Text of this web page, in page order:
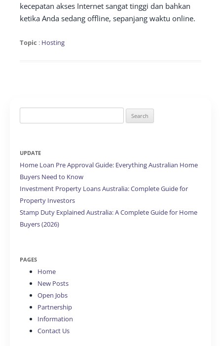
kecepatan akses Internet sangat tinggi dan bahkan
ketika Anda sedang offline, sepanjang waktu online.
Topic : Hosting
for:
UPDATE
Home Loan Pre Approval Guide: Everything Australian Home
Buyers Need to Know
Investment Property Loans Australia: Complete Guide for
Property Investors
Stamp Duty Explained Australia: A Complete Guide for Home
Buyers (2026)
PAGES
Home
New Posts
Open Jobs
Partnership
Information
Contact Us